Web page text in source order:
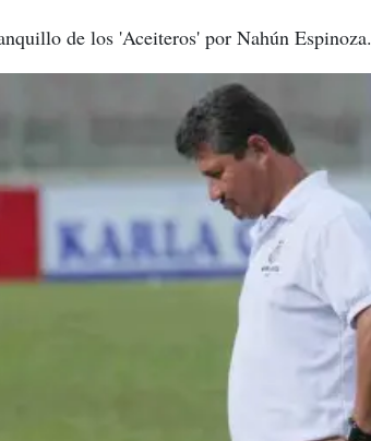
de los 'Aceiteros' por Nahún Espinoza.